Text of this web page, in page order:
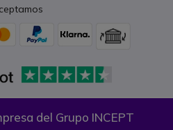
del Grupo INCEPT